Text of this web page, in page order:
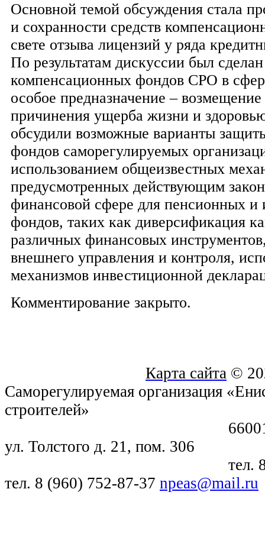
Основной темой обсуждения стала
и сохранности средств
свете отзыва лицензий у ряда
По результатам дискуссии был
компенсационных фондов СРО в
особое предназначение – возмещение
причинения ущерба жизни и
обсудили возможные варианты
фондов саморегулируемых
использованием общеизвестных
предусмотренных действующим
финансовой сфере для пенсионных и
фондов, таких как диверсификация
различных финансовых
внешнего управления и контроля,
механизмов инвестиционной
Комментирование закрыто.
Карта сайта ©
Саморегулируемая организация
строителей»
660018, г.
ул. Толстого д. 21, пом. 306
тел. 8 (391)
тел. 8 (960) 752-87-37 npeas@mail.ru